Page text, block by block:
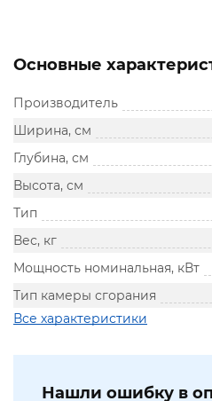
Основные
Производитель
Ширина, см
Глубина, см
Высота, см
Тип
Вес, кг
Мощность номинальная, кВт
Тип камеры сгорания
Все характеристики
Нашли ошибку в